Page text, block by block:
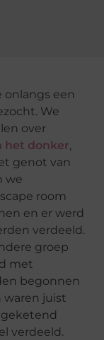
onlangs een
We
over
het donker,
genot van
we
room
en er werd
verdeeld.
groep
met
begonnen
waren juist
verdeeld.